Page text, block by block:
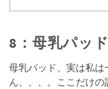
8：母乳パッド
母乳パッド、実は私
ん、、、。ここだけ